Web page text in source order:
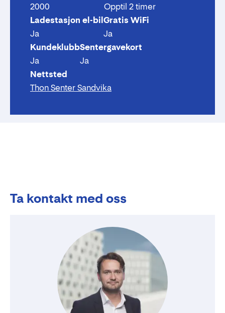
2000
Opptil 2 timer
Ladestasjon el-bil
Ja
Gratis WiFi
Ja
Kundeklubb
Ja
Sentergavekort
Ja
Nettsted
Thon Senter Sandvika
Ta kontakt med oss